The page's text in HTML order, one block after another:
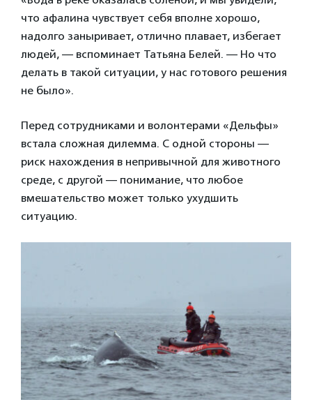
что афалина чувствует себя вполне хорошо,
надолго заныривает, отлично плавает, избегает
людей, — вспоминает Татьяна Белей. — Но что
делать в такой ситуации, у нас готового решения
не было».
Перед сотрудниками и волонтерами «Дельфы»
встала сложная дилемма. С одной стороны —
риск нахождения в непривычной для животного
среде, с другой — понимание, что любое
вмешательство может только ухудшить
ситуацию.